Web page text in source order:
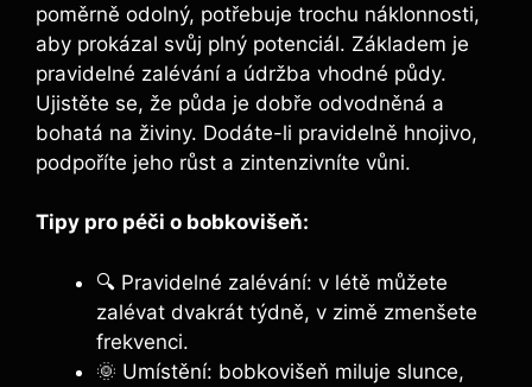
poměrně odolný, potřebuje trochu náklonnosti,
aby prokázal svůj plný potenciál. Základem je
pravidelné zalévání a údržba vhodné půdy.
Ujistěte se, že půda je dobře odvodněná a
bohatá na živiny. Dodáte-li pravidelně hnojivo,
podpoříte jeho růst a zintenzivníte vůni.
Tipy pro péči o bobkovišeň:
🔍 Pravidelné zalévání: v létě můžete
zalévat dvakrát týdně, v zimě zmenšete
frekvenci.
🌞 Umístění: bobkovišeň miluje slunce,